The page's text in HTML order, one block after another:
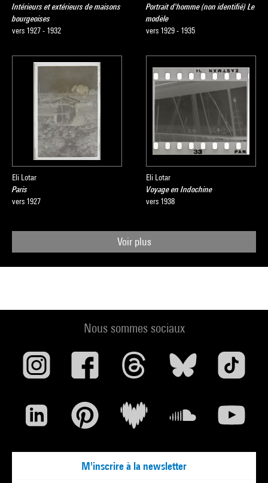
Intérieurs et extérieurs de maisons
bourgeoises
vers 1927 - 1932
Portrait d'homme (non identifié) Le
modèle
vers 1929 - 1935
Eli Lotar
Paris
vers 1927
Eli Lotar
Voyage en Indochine
vers 1938
Voir plus
Nous sommes sociaux
M'inscrire à la newsletter